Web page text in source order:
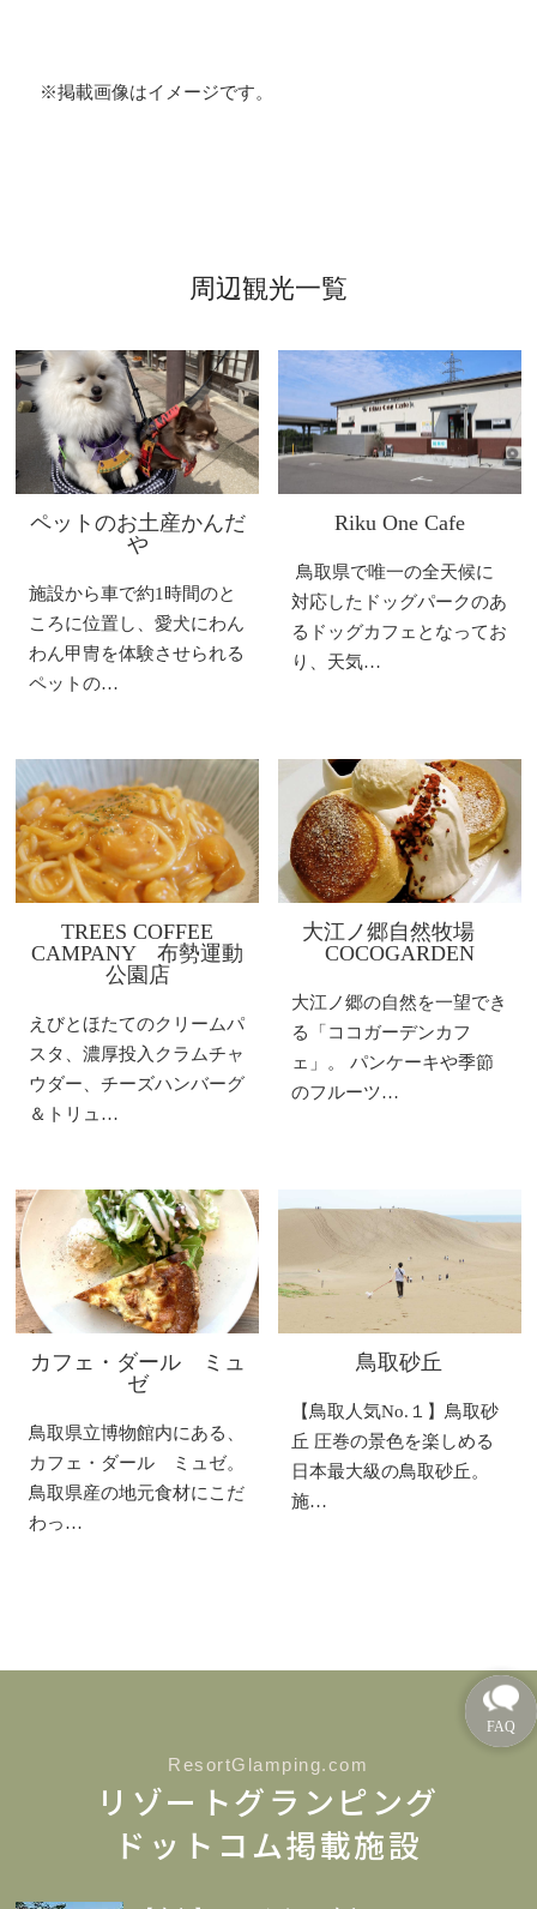
※掲載画像はイメージです。
周辺観光一覧
ペットのお土産かんだ
や
施設から車で約1時間のと
ころに位置し、愛犬にわん
わん甲冑を体験させられる
ペットの…
Riku One Cafe
鳥取県で唯一の全天候に
対応したドッグパークのあ
るドッグカフェとなってお
り、天気…
TREES COFFEE
CAMPANY 布勢運動
公園店
えびとほたてのクリームパ
スタ、濃厚投入クラムチャ
ウダー、チーズハンバーグ
＆トリュ…
大江ノ郷自然牧場
COCOGARDEN
大江ノ郷の自然を一望でき
る「ココガーデンカフ
ェ」。 パンケーキや季節
のフルーツ…
カフェ・ダール ミュ
ゼ
鳥取県立博物館内にある、
カフェ・ダール ミュゼ。
鳥取県産の地元食材にこだ
わっ…
鳥取砂丘
【鳥取人気No.１】鳥取砂
丘 圧巻の景色を楽しめる
日本最大級の鳥取砂丘。
施…
ResortGlamping.com
リゾートグランピング
ドットコム掲載施設